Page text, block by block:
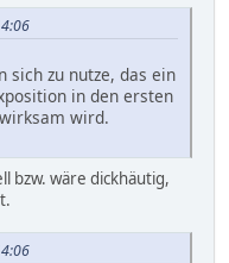
sich zu nutze, das ein
in den ersten
wird.
bzw. wäre dickhäutig,